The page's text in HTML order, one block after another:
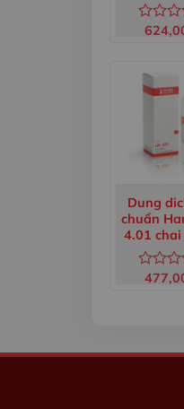
Được
0
5
Dung
chuẩn
4.01
Được
sao